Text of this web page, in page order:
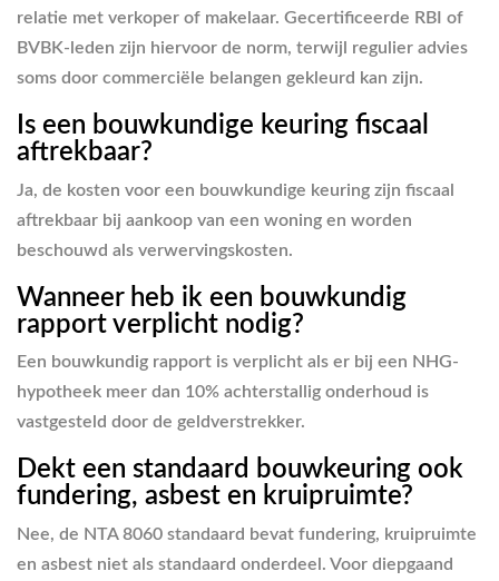
relatie met verkoper of makelaar. Gecertificeerde RBI of
BVBK-leden zijn hiervoor de norm, terwijl regulier advies
soms door commerciële belangen gekleurd kan zijn.
Is een bouwkundige keuring fiscaal
aftrekbaar?
Ja, de kosten voor een bouwkundige keuring zijn fiscaal
aftrekbaar bij aankoop van een woning en worden
beschouwd als verwervingskosten.
Wanneer heb ik een bouwkundig
rapport verplicht nodig?
Een bouwkundig rapport is verplicht als er bij een NHG-
hypotheek meer dan 10% achterstallig onderhoud is
vastgesteld door de geldverstrekker.
Dekt een standaard bouwkeuring ook
fundering, asbest en kruipruimte?
Nee, de NTA 8060 standaard bevat fundering, kruipruimte
en asbest niet als standaard onderdeel. Voor diepgaand